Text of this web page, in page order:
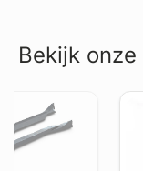
Bekijk onze